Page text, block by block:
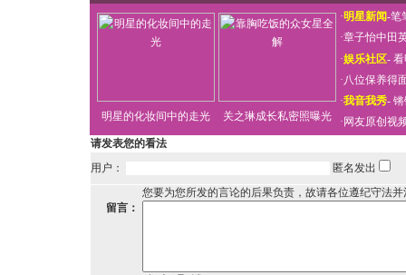
明星的化妆间中的走光 关之琳成长私密照曝光
·明星新闻-笔
·章子怡中田
·娱乐社区-看
·八位保养得
·我音我秀-
· 网友原创视
请发表您的看法
用户：
匿名发出
您要为您所发的言论的后果负责，故请各位遵纪守法
留言：